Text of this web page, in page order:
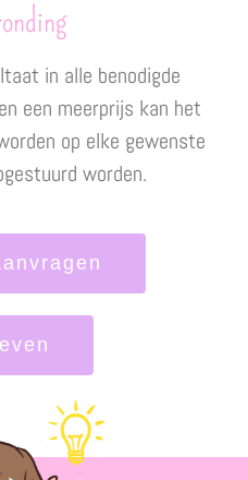
in alle benodigde
een meerprijs kan het
op elke gewenste
worden.